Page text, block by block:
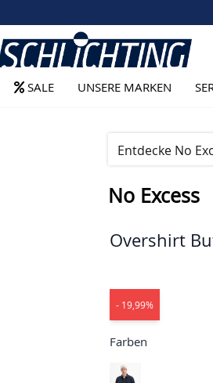
SALE UNSERE MARKEN
Entdecke No
No Excess
Overshirt
- 19,99%
Farben